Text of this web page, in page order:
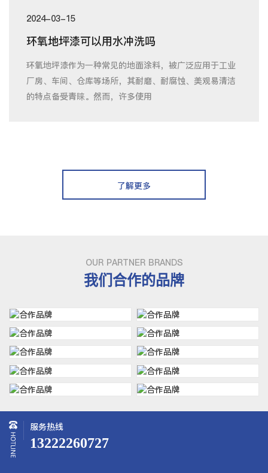
2024-03-15
环氧地坪漆可以用水冲洗吗
环氧地坪漆作为一种常见的地面涂料，被广泛应用于工业
厂房、车间、仓库等场所，其耐磨、耐腐蚀、美观易清洁
的特点备受青睐。然而，许多使用
了解更多
OUR PARTNER BRANDS
我们合作的品牌
服务热线
13222260727